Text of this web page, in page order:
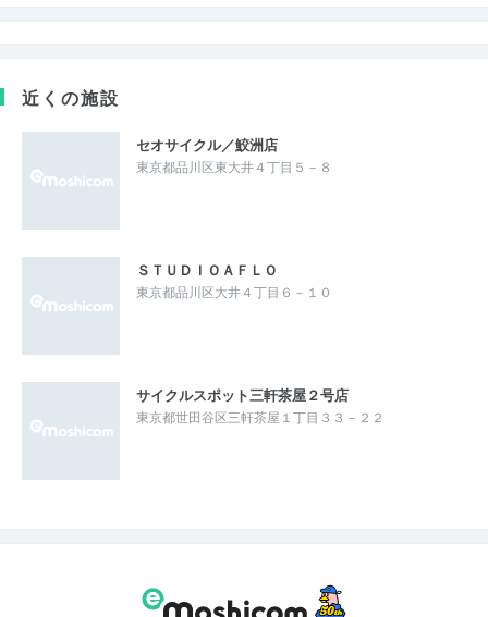
近くの施設
セオサイクル／鮫洲店
東京都品川区東大井４丁目５－８
ＳＴＵＤＩＯＡＦＬＯ
東京都品川区大井４丁目６－１０
サイクルスポット三軒茶屋２号店
東京都世田谷区三軒茶屋１丁目３３－２２